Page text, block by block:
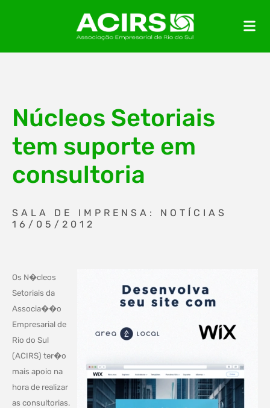
Núcleos Setoriais
tem suporte em
consultoria
SALA DE IMPRENSA: NOTÍCIAS
16/05/2012
Os N�cleos
Setoriais da
Associa��o
Empresarial de
Rio do Sul
(ACIRS) ter�o
mais apoio na
hora de realizar
as consultorias.